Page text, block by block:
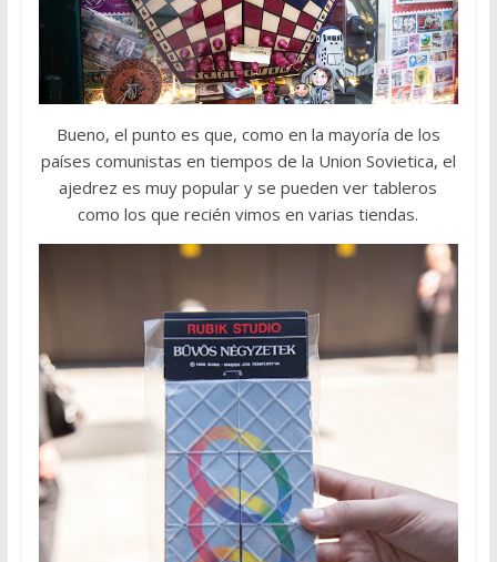
Bueno, el punto es que, como en la mayoría de los
países comunistas en tiempos de la Union Sovietica, el
ajedrez es muy popular y se pueden ver tableros
como los que recién vimos en varias tiendas.